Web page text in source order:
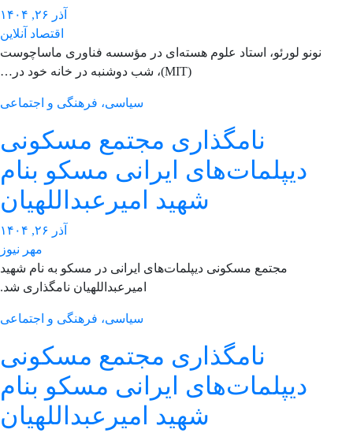
آذر ۲۶, ۱۴۰۴
اقتصاد آنلاین
نونو لورئو، استاد علوم هسته‌ای در مؤسسه فناوری ماساچوست
سیاسی، فرهنگی و اجتماعی
نامگذاری مجتمع مسکونی
دیپلمات‌های ایرانی مسکو بنام
شهید امیرعبداللهیان
آذر ۲۶, ۱۴۰۴
مهر نیوز
مجتمع مسکونی دیپلمات‌های ایرانی در مسکو به نام شهید
امیرعبداللهیان نامگذاری شد.
سیاسی، فرهنگی و اجتماعی
نامگذاری مجتمع مسکونی
دیپلمات‌های ایرانی مسکو بنام
شهید امیرعبداللهیان